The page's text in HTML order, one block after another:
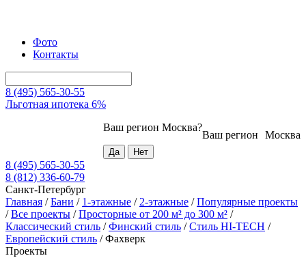
Фото
Контакты
8 (495) 565-30-55
Льготная ипотека 6%
Москва
Ваш регион
Ваш регион Москва?
8 (495) 565-30-55
8 (812) 336-60-79
Санкт-Петербург
Главная /Бани / 1-этажные / 2-этажные /Популярные проекты
/Все проекты /Просторные от 200 м² до 300 м² /
Классический стиль /Финский стиль /Стиль HI-TECH /
Европейский стиль /Фахверк
Проекты